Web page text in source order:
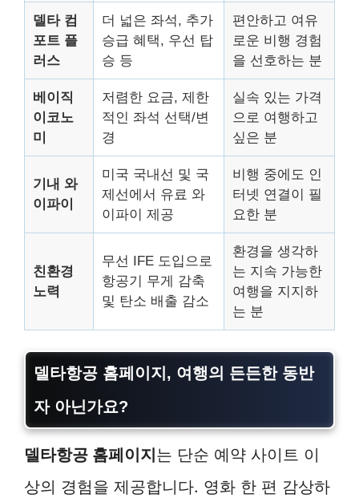
델타 컴
포트 플
러스
더 넓은 좌석, 추가
승급 혜택, 우선 탑
승 등
편안하고 여유
로운 비행 경험
을 선호하는 분
베이직
이코노
미
저렴한 요금, 제한
적인 좌석 선택/변
경
실속 있는 가격
으로 여행하고
싶은 분
기내 와
이파이
미국 국내선 및 국
제선에서 유료 와
이파이 제공
비행 중에도 인
터넷 연결이 필
요한 분
친환경
노력
무선 IFE 도입으로
항공기 무게 감축
및 탄소 배출 감소
환경을 생각하
는 지속 가능한
여행을 지지하
는 분
델타항공 홈페이지, 여행의 든든한 동반
자 아닌가요?
델타항공 홈페이지는 단순 예약 사이트 이
상의 경험을 제공합니다. 영화 한 편 감상하